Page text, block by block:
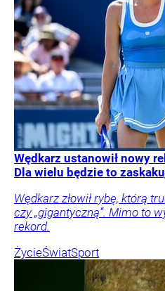
Wędkarz ustanowił nowy
Dla wielu będzie to
Wędkarz złowił rybę, którą
czy „gigantyczną”. Mimo to
rekord.
ŻycieŚwiatSport